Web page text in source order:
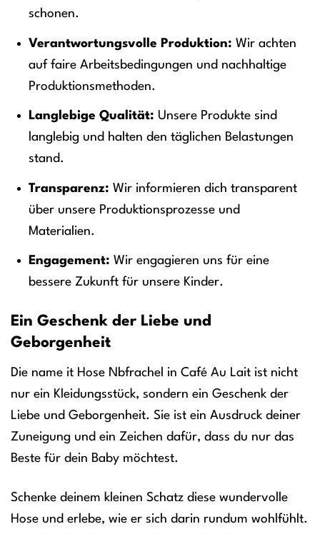
schonen.
Verantwortungsvolle Produktion: Wir achten
auf faire Arbeitsbedingungen und nachhaltige
Produktionsmethoden.
Langlebige Qualität: Unsere Produkte sind
langlebig und halten den täglichen Belastungen
stand.
Transparenz: Wir informieren dich transparent
über unsere Produktionsprozesse und
Materialien.
Engagement: Wir engagieren uns für eine
bessere Zukunft für unsere Kinder.
Ein Geschenk der Liebe und
Geborgenheit
Die name it Hose Nbfrachel in Café Au Lait ist nicht
nur ein Kleidungsstück, sondern ein Geschenk der
Liebe und Geborgenheit. Sie ist ein Ausdruck deiner
Zuneigung und ein Zeichen dafür, dass du nur das
Beste für dein Baby möchtest.
Schenke deinem kleinen Schatz diese wundervolle
Hose und erlebe, wie er sich darin rundum wohlfühlt.